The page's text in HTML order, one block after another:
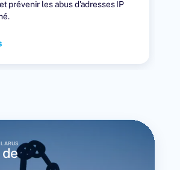
prévenir les abus d'adresses IP
de